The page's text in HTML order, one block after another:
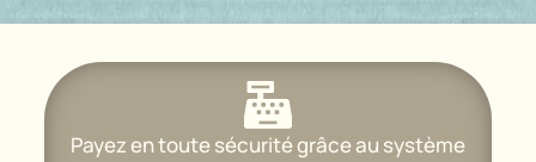
à

Payez en toute sécurité grâce au système